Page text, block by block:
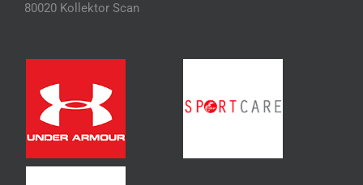
80020 Kollektor Scan